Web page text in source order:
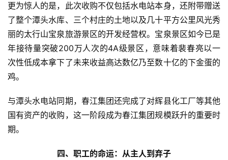
更为惊人的是，此次收购不仅包括水电站本身，还附带赠送
了整个潭头水库、三个村庄的土地以及几十平方公里风光秀
丽的太行山宝泉旅游景区的开发经营权。宝泉景区如今已是
年接待量突破200万人次的4A级景区，意味着裴春亮以一
次性低成本拿下了未来收益高达数亿乃至数十亿的下金蛋的
鸡。
与潭头水电站同期，春江集团还完成了对辉县化工厂等其他
国有资产的收购，这一阶段成为春江集团规模跃升的重要时
期。
四、职工的命运：从主人到弃子